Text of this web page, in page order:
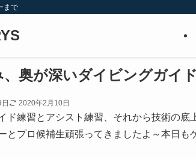
まで
奥が深いダイビングガイ
2020年2月10日
ド練習とアシスト練習、それから技術の
とプロ候補生頑張ってきましたよ～本日